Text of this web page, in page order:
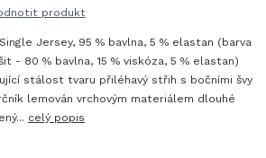
produkt
Jersey, 95 % bavlna, 5 % elastan (barva
- 80 % bavlna, 15 % viskóza, 5 % elastan)
stálost tvaru přiléhavý střih s bočními švy
lemován vrchovým materiálem dlouhé
celý popis